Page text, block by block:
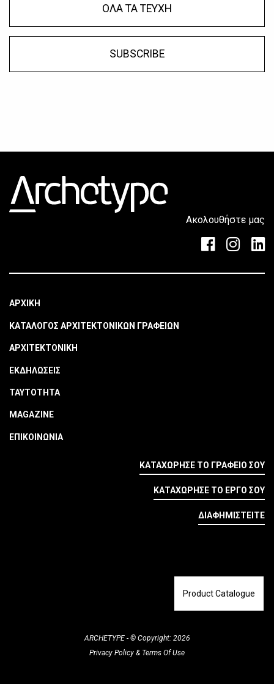
ΟΛΑ ΤΑ ΤΕΥΧΗ
SUBSCRIBE
Ακολουθήστε μας
ΑΡΧΙΚΗ
ΚΑΤΑΛΟΓΟΣ ΑΡΧΙΤΕΚΤΟΝΙΚΩΝ ΓΡΑΦΕΙΩΝ
ΑΡΧΙΤΕΚΤΟΝΙΚΗ
ΕΚΔΗΛΩΣΕΙΣ
ΤΑΥΤΟΤΗΤΑ
MAGAZINE
ΕΠΙΚΟΙΝΩΝΙΑ
ΚΑΤΑΧΩΡΗΣΕ ΤΟ ΓΡΑΦΕΙΟ ΣΟΥ
ΚΑΤΑΧΩΡΗΣΕ ΤΟ ΕΡΓΟ ΣΟΥ
ΔΙΑΦΗΜΙΣΤΕΙΤΕ
Product Catalogue
ARCHETYPE - © Copyright: 2026
Privacy Policy & Terms Of Use